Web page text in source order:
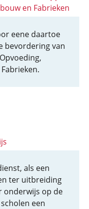
en Fabrieken
eene daartoe
bevordering van
als een
ter uitbreiding
onderwijs op de
een